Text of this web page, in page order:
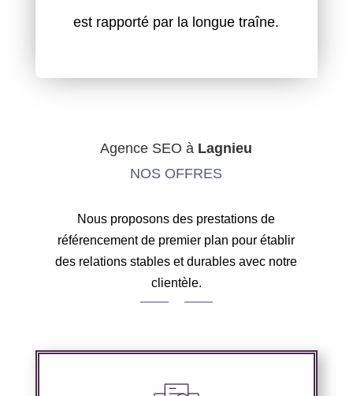
est rapporté par la longue traîne.
Agence SEO à Lagnieu
NOS OFFRES
Nous proposons des prestations de
référencement de premier plan pour établir
des relations stables et durables avec notre
clientèle.